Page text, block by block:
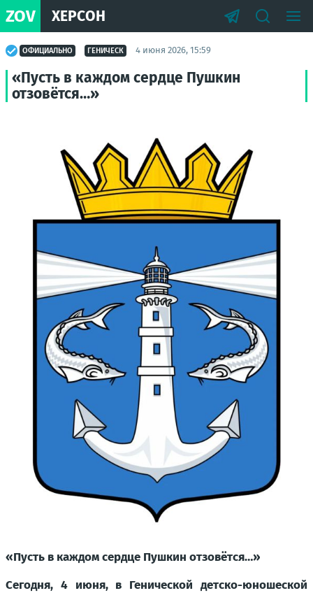
ZOV ХЕРСОН
ОФИЦИАЛЬНО ГЕНИЧЕСК 4 июня 2026, 15:59
«Пусть в каждом сердце Пушкин
отзовётся…»
«Пусть в каждом сердце Пушкин отзовётся…»
Сегодня, 4 июня, в Генической детско-юношеской